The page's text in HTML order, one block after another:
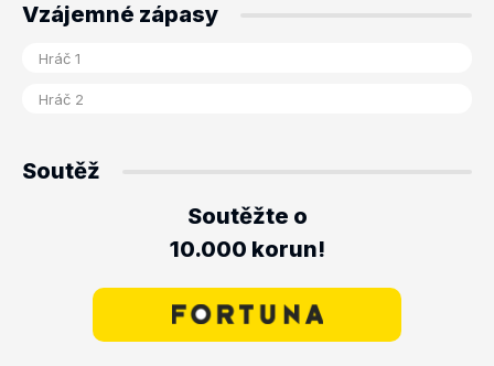
Vzájemné zápasy
Soutěž
Soutěžte o
10.000 korun!